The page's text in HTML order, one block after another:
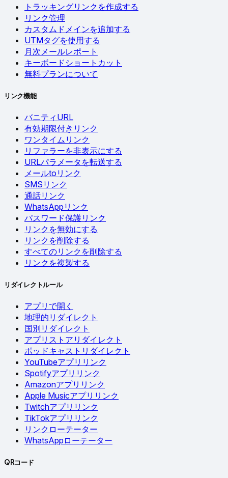
トラッキングリンクを作成する
リンク管理
カスタムドメインを追加する
UTMタグを使用する
月次メールレポート
キーボードショートカット
無料プランについて
リンク機能
バニティURL
有効期限付きリンク
ワンタイムリンク
リファラーを非表示にする
URLパラメータを転送する
メールtoリンク
SMSリンク
通話リンク
WhatsAppリンク
パスワード保護リンク
リンクを無効にする
リンクを削除する
すべてのリンクを削除する
リンクを複製する
リダイレクトルール
アプリで開く
地理的リダイレクト
国別リダイレクト
アプリストアリダイレクト
ポッドキャストリダイレクト
YouTubeアプリリンク
Spotifyアプリリンク
Amazonアプリリンク
Apple Musicアプリリンク
Twitchアプリリンク
TikTokアプリリンク
リンクローテーター
WhatsAppローテーター
QRコード